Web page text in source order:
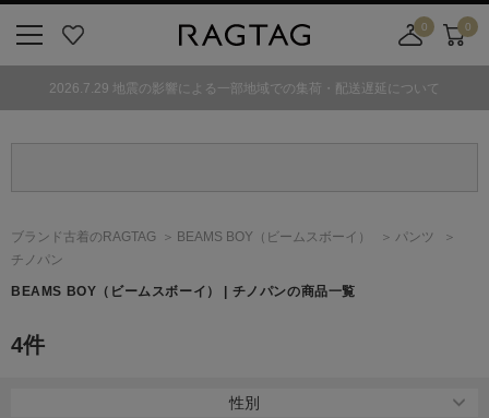
気
0
舗
カ
ト
0
2026.7.29 地震の影響による一部地域での集荷・配送遅延について
ブランド古着のRAGTAG BEAMS BOY （ビームスボーイ）
パンツ
チノパン
BEAMS BOY （ビームスボーイ） | チノパンの商品一覧
4件
性別